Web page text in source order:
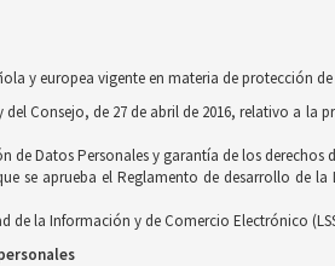
y europea vigente en materia de protección
Consejo, de 27 de abril de 2016, relativo a
de Datos Personales y garantía de los derechos
se aprueba el Reglamento de desarrollo de
de la Información y de Comercio Electrónico